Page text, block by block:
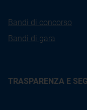
Bandi di concorso
Bandi di gara
TRASPARENZA E